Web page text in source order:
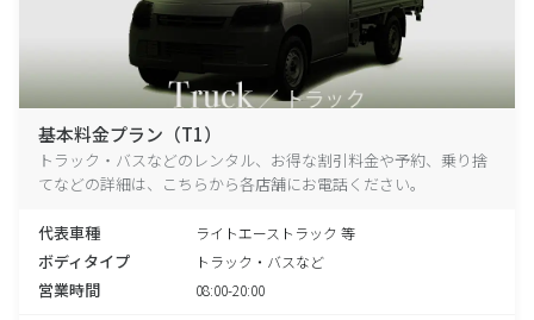
基本料金プラン（T1）
トラック・バスなどのレンタル、お得な割引料金や予約、乗り捨
てなどの詳細は、こちらから各店舗にお電話ください。
代表車種 ライトエーストラック 等
ボディタイプ トラック・バスなど
営業時間 08:00-20:00